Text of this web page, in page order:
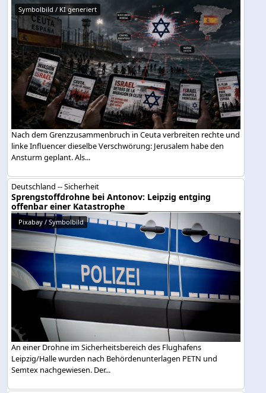
Symbolbild / KI generiert
Nach dem Grenzzusammenbruch in Ceuta verbreiten rechte und
linke Influencer dieselbe Verschwörung: Jerusalem habe den
Ansturm geplant. Als...
Deutschland -- Sicherheit
Sprengstoffdrohne bei Antonov: Leipzig entging
offenbar einer Katastrophe
Pixabay / Symbolbild
An einer Drohne im Sicherheitsbereich des Flughafens
Leipzig/Halle wurden nach Behördenunterlagen PETN und
Semtex nachgewiesen. Der...